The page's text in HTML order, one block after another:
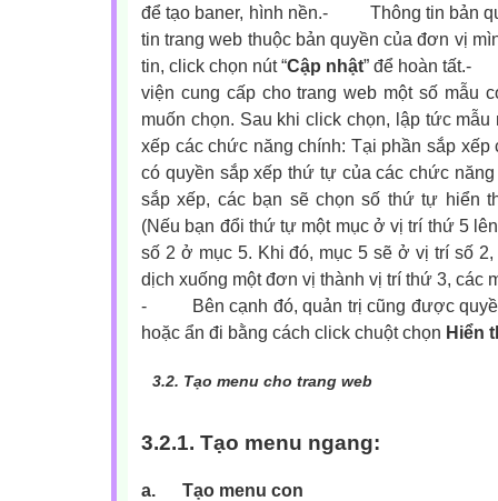
để tạo baner, hình nền.-
Thông tin bản
tin trang web thuộc bản quyền của đơn vị
tin, click chọn nút “Cập nhật” để hoàn tất.-
viện cung cấp cho trang web một số mẫu
muốn chọn. Sau khi click chọn, lập tức
xếp các chức năng chính: Tại phần sắp
có quyền sắp xếp thứ tự của các chức
sắp xếp, các bạn sẽ chọn số thứ tự hiển
(Nếu bạn đổi thứ tự một mục ở vị trí thứ 5
số 2 ở mục 5. Khi đó, mục 5 sẽ ở vị trí số
dịch xuống một đơn vị thành vị trí thứ 3, các
-
Bên cạnh đó, quản trị cũng được
hoặc ẩn đi bằng cách click chuột chọn Hiển
3.2. Tạo menu cho trang web
3.2.1. Tạo menu ngang:
a. Tạo menu con